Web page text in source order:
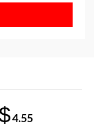
4.55